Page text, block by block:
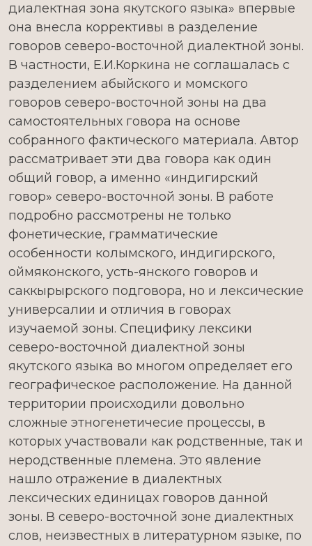
диалектная зона якутского языка» впервые
она внесла коррективы в разделение
говоров северо-восточной диалектной зоны.
В частности, Е.И.Коркина не соглашалась с
разделением абыйского и момского
говоров северо-восточной зоны на два
самостоятельных говора на основе
собранного фактического материала. Автор
рассматривает эти два говора как один
общий говор, а именно «индигирский
говор» северо-восточной зоны. В работе
подробно рассмотрены не только
фонетические, грамматические
особенности колымского, индигирского,
оймяконского, усть-янского говоров и
саккырырского подговора, но и лексические
универсалии и отличия в говорах
изучаемой зоны. Специфику лексики
северо-восточной диалектной зоны
якутского языка во многом определяет его
географическое расположение. На данной
территории происходили довольно
сложные этногенетичесие процессы, в
которых участвовали как родственные, так и
неродственные племена. Это явление
нашло отражение в диалектных
лексических единицах говоров данной
зоны. В северо-восточной зоне диалектных
слов, неизвестных в литературном языке, по